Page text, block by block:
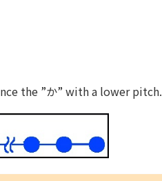
the ”か” with a lower pitch.